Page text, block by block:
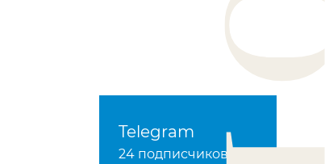
Telegram
24 подписчиков